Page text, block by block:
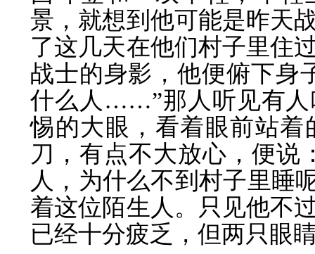
景，就想到他可能是昨天
了这几天在他们村子里住
战士的身影，他便俯下身
什么人……”那人听见有人
惕的大眼，看着眼前站
刀，有点不大放心，便说
人，为什么不到村子里睡
着这位陌生人。只见他不
已经十分疲乏，但两只眼